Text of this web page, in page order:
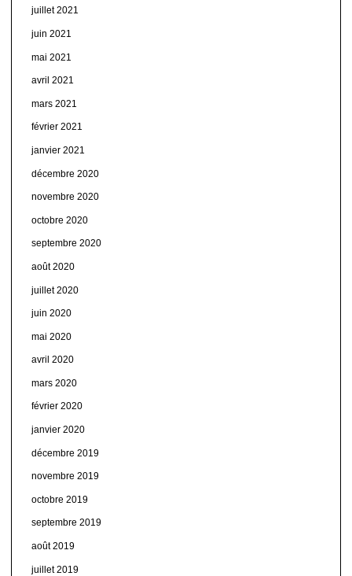
juillet 2021
juin 2021
mai 2021
avril 2021
mars 2021
février 2021
janvier 2021
décembre 2020
novembre 2020
octobre 2020
septembre 2020
août 2020
juillet 2020
juin 2020
mai 2020
avril 2020
mars 2020
février 2020
janvier 2020
décembre 2019
novembre 2019
octobre 2019
septembre 2019
août 2019
juillet 2019